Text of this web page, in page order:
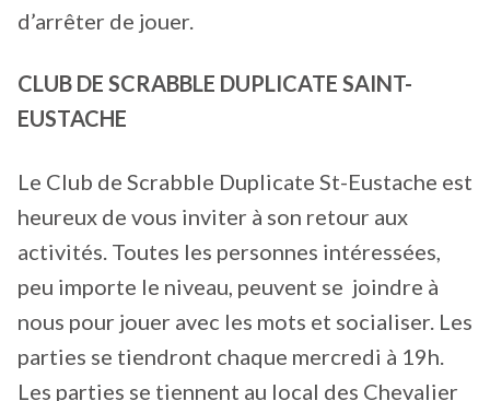
d’arrêter de jouer.
CLUB DE SCRABBLE DUPLICATE SAINT-
EUSTACHE
Le Club de Scrabble Duplicate St-Eustache est
heureux de vous inviter à son retour aux
activités. Toutes les personnes intéressées,
peu importe le niveau, peuvent se joindre à
nous pour jouer avec les mots et socialiser. Les
parties se tiendront chaque mercredi à 19h.
Les parties se tiennent au local des Chevalier